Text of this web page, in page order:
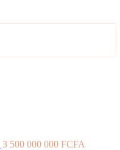
3 500 000 000 FCFA